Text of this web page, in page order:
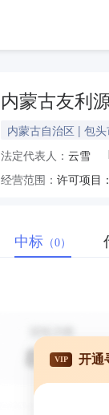
内蒙古友利
内蒙古自治区 | 包
法定代表人： 云雪
经营范围：
中标 （0）
VIP 开通